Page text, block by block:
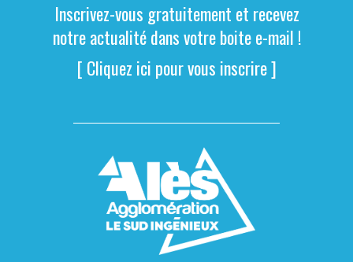
Inscrivez-vous gratuitement et recevez
notre actualité dans votre boite e-mail !
[ Cliquez ici pour vous inscrire ]